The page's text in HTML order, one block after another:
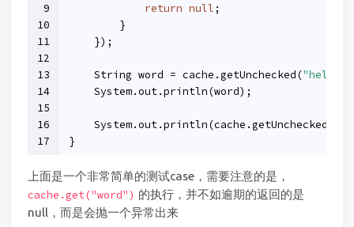
9
10
11
12
13
14
15
16
17
return null ;
        }
    });
    String word = cache.getUnchecked(
"hello"
    System.out.println(word);
    System.out.println(cache.getUnchecked(
}
上面是一个非常简单的测试case，需要注意的是，
cache.get("word") 的执行，并不如逾期的返回的是
null，而是会抛一个异常出来